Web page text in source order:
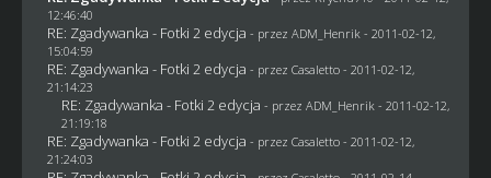
12:46:40
RE: Zgadywanka - Fotki 2 edycja - przez ADM_Henrik - 2011-02-12,
15:04:59
RE: Zgadywanka - Fotki 2 edycja - przez Casaletto- 2011-02-12,
21:14:23
RE: Zgadywanka - Fotki 2 edycja - przez ADM_Henrik - 2011-02-12,
21:19:18
RE: Zgadywanka - Fotki 2 edycja - przez Casaletto- 2011-02-12,
21:24:03